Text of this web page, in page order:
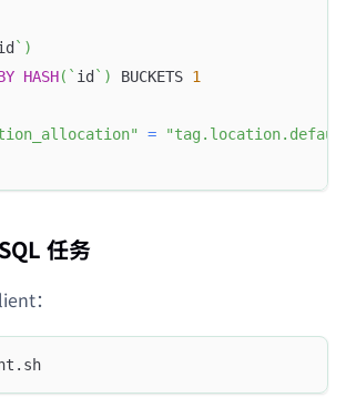
` )
HASH( ` id ` ) BUCKETS 1
=
任务
：